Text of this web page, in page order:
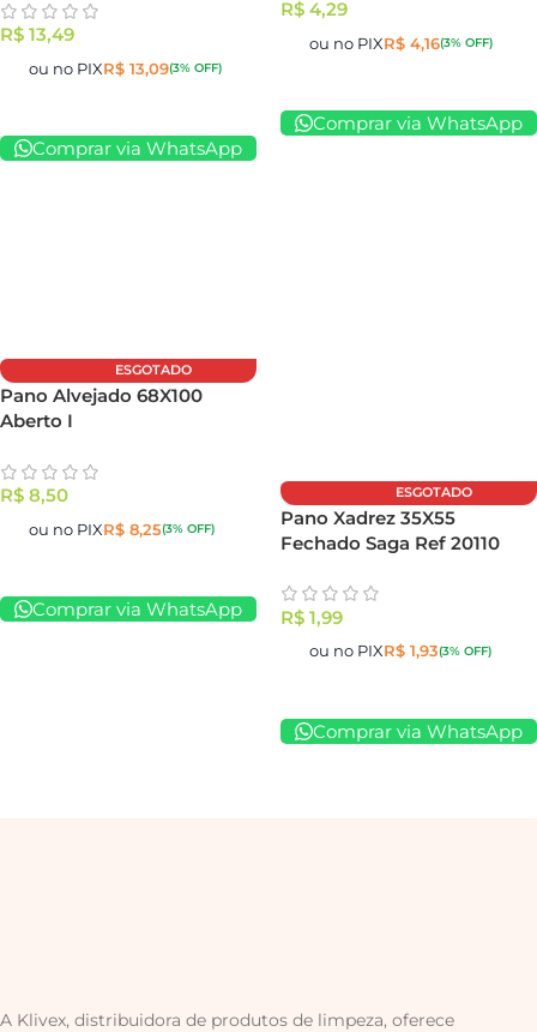
R$ 13,49
ou no PIXR$ 13,09(3% OFF)
Comprar via WhatsApp
R$ 4,29
ou no PIXR$ 4,16(3% OFF)
Comprar via WhatsApp
ESGOTADO
Pano Alvejado 68X100
Aberto I
R$ 8,50
ou no PIXR$ 8,25(3% OFF)
Comprar via WhatsApp
ESGOTADO
Pano Xadrez 35X55
Fechado Saga Ref 20110
R$ 1,99
ou no PIXR$ 1,93(3% OFF)
Comprar via WhatsApp
A Klivex, distribuidora de produtos de limpeza, oferece